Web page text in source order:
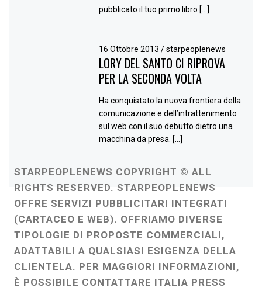
pubblicato il tuo primo libro […]
16 Ottobre 2013/ starpeoplenews
LORY DEL SANTO CI RIPROVA
PER LA SECONDA VOLTA
Ha conquistato la nuova frontiera della
comunicazione e dell’intrattenimento
sul web con il suo debutto dietro una
macchina da presa. […]
STARPEOPLENEWS COPYRIGHT © ALL
RIGHTS RESERVED. STARPEOPLENEWS
OFFRE SERVIZI PUBBLICITARI INTEGRATI
(CARTACEO E WEB). OFFRIAMO DIVERSE
TIPOLOGIE DI PROPOSTE COMMERCIALI,
ADATTABILI A QUALSIASI ESIGENZA DELLA
CLIENTELA. PER MAGGIORI INFORMAZIONI,
È POSSIBILE CONTATTARE ITALIA PRESS